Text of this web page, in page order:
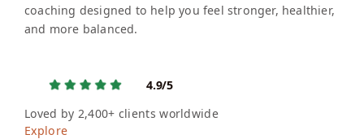
coaching designed to help you feel stronger, healthier,
and more balanced.
4.9/5
Loved by 2,400+ clients worldwide
Explore